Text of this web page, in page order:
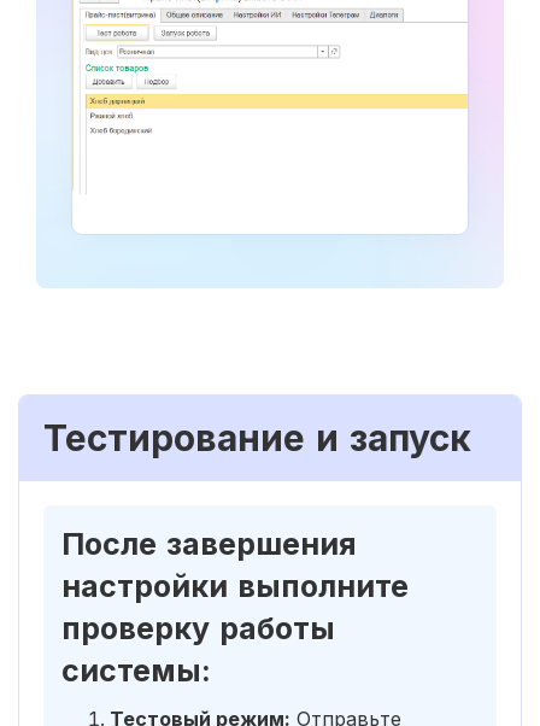
Тестирование и запуск
После завершения
настройки выполните
проверку работы
системы:
Тестовый режим: Отправьте